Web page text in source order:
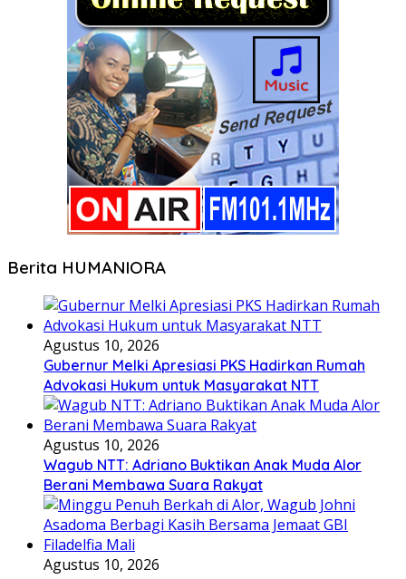
Berita HUMANIORA
Agustus 10, 2026
Gubernur Melki Apresiasi PKS Hadirkan Rumah
Advokasi Hukum untuk Masyarakat NTT
Agustus 10, 2026
Wagub NTT: Adriano Buktikan Anak Muda Alor
Berani Membawa Suara Rakyat
Agustus 10, 2026